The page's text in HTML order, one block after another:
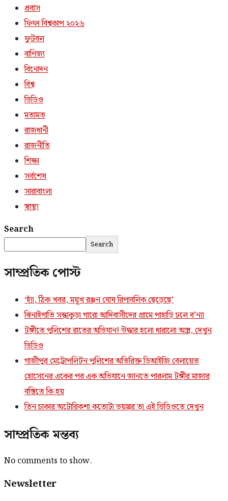
প্রবাস
ফিফা বিশ্বকাপ ২০২৬
ফুটবল
বাণিজ্য
বিনোদন
বিশ্ব
ভিডিও
মতামত
রাজধানী
রাজনীতি
শিক্ষা
সর্বশেষ
সারাবাংলা
স্বাস্থ্য
Search
Search
সাম্প্রতিক পোস্ট
‘হ্যাঁ, ঠিক খবর, ময়ূখ রঞ্জন ঘোষ রিপাবলিক ছেড়েছে’
ঝিনাইগাতি সন্ধাকুড়া গারো আদিবাসীদের গ্রামে পাহাড়ি ঢলে ব’ন্যা
টঙ্গীতে পুলিশের রাতের অভিযান! উদ্ধার হলো ধারালো অস্ত্র, দেখুন
ভিডিও
গাজীপুর মেট্রোপলিটন পুলিশের অতিরিক্ত ডিআইজি বেলায়েত
হোসেনের একের পর এক অভিযানে জানতে পারলাম টঙ্গীর মাজার
বস্তিতে কি হয়
তিন চাকার অটোরিকশা কতোটা ভয়ঙ্কর তা এই ভিডিওতে দেখুন
সাম্প্রতিক মন্তব্য
No comments to show.
Newsletter